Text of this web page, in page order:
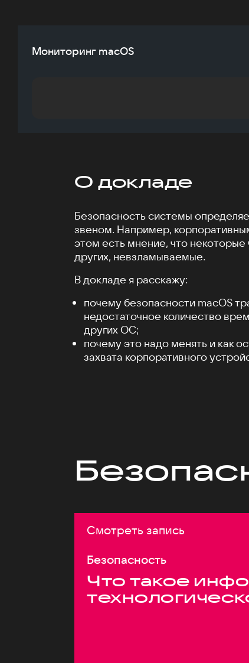
Мониторинг macOS
О докладе
Безопасность системы
звеном. Например,
этом есть мнение, что
других, невзламываемые.
В докладе я расскажу:
почему безопасности macOS
недостаточное количество
других ОС;
почему это надо менять и как
захвата корпоративного
Смотреть запись
Безопасность
Что такое